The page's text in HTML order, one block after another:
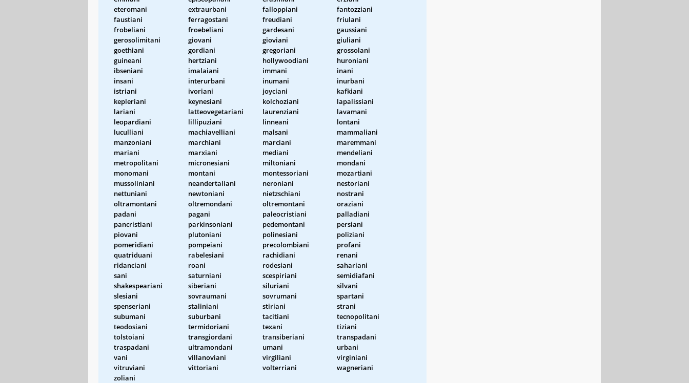
eteromani
extraurbani falloppiani
fantozziani
faustiani
ferragostani freudiani
friulani
frobeliani
froebeliani gardesani
gaussiani
gerosolimitani
giovani gioviani
giuliani
goethiani
gordiani gregoriani
grossolani
guineani
hertziani hollywoodiani
huroniani
ibseniani
imalaiani immani
inani
insani
interurbani inumani
inurbani
istriani
ivoriani joyciani
kafkiani
kepleriani
keynesiani kolchoziani
lapalissiani
lariani
latteovegetariani laurenziani
lavamani
leopardiani
lillipuziani linneani
lontani
luculliani
machiavelliani malsani
mammaliani
manzoniani
marchiani marciani
maremmani
mariani
marxiani mediani
mendeliani
metropolitani
micronesiani miltoniani
mondani
monomani
montani montessoriani
mozartiani
mussoliniani
neandertaliani neroniani
nestoriani
nettuniani
newtoniani nietzschiani
nostrani
oltramontani
oltremondani oltremontani
oraziani
padani
pagani paleocristiani
palladiani
pancristiani
parkinsoniani pedemontani
persiani
piovani
plutoniani polinesiani
poliziani
pomeridiani
pompeiani precolombiani
profani
quatriduani
rabelesiani rachidiani
renani
ridanciani
roani rodesiani
sahariani
sani
saturniani scespiriani
semidiafani
shakespeariani
siberiani siluriani
silvani
slesiani
sovraumani sovrumani
spartani
spenseriani
staliniani stiriani
strani
subumani
suburbani tacitiani
tecnopolitani
teodosiani
termidoriani texani
tiziani
tolstoiani
transgiordani transiberiani
transpadani
traspadani
ultramondani umani
urbani
vani
villanoviani virgiliani
virginiani
vitruviani
vittoriani volterriani
wagneriani
zoliani